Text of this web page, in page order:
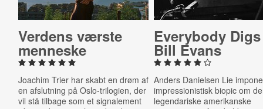
Verdens værste
menneske
Joachim Trier har skabt en drøm af
en afslutning på Oslo-trilogien, der
vil stå tilbage som et signalement
Everybody Digs
Bill Evans
Anders Danielsen Lie
impressionistisk biopic om
legendariske amerikanske